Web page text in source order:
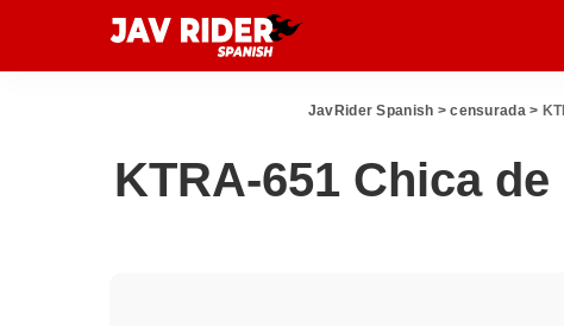
JavRider Spanish >censurada>
KTRA-651 Chica